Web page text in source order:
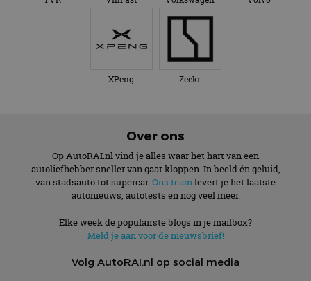
XPeng Zeekr
Over ons
Op AutoRAI.nl vind je alles waar het hart van een
autoliefhebber sneller van gaat kloppen. In beeld én geluid,
van stadsauto tot supercar. Ons teamlevert je het laatste
autonieuws, autotests en nog veel meer.
Elke week de populairste blogs in je mailbox?
Meld je aan voor de nieuwsbrief!
Volg AutoRAI.nl op social media